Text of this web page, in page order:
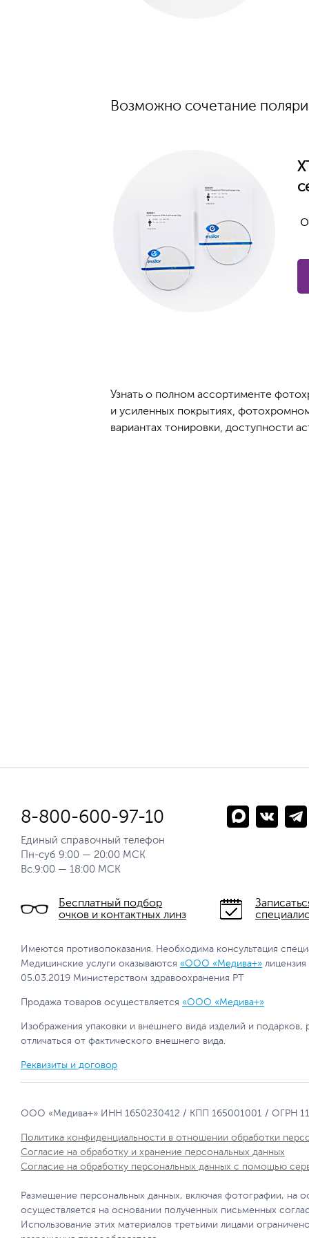
Возможно сочетание
Узнать о полном ассортименте
и усиленных покрытиях,
вариантах тонировки, доступности
8-800-600-97-10
Единый справочный телефон
Пн-суб 9:00 — 20:00 МСК
Вс.9:00 — 18:00 МСК
Бесплатный подбор
очков и контактных линз
Имеются противопоказания. Необходима консультация
Медицинские услуги оказываются «ООО «Медива+»
05.03.2019 Министерством здравоохранения РТ
Продажа товаров осуществляется «ООО «Медива+»
Изображения упаковки и внешнего вида изделий и
отличаться от фактического внешнего вида.
Реквизиты и договор
ООО «Медива+» ИНН 1650230412 / КПП 165001001 / ОГРН
Политика конфиденциальности в отношении обработки
Согласие на обработку и хранение персональных данных
Согласие на обработку персональных данных с помощью
Размещение персональных данных, включая фотографии, на
осуществляется на основании полученных письменных
Использование этих материалов третьими лицами